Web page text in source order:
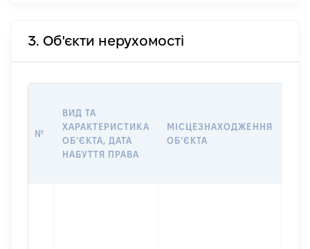
3. Об'єкти нерухомості
№
ВИД ТА
ХАРАКТЕРИСТИКА
ОБʼЄКТА, ДАТА
НАБУТТЯ ПРАВА
МІСЦЕЗНАХОДЖЕННЯ
ОБʼЄКТА